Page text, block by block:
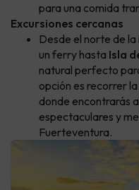
para una comida
Excursiones cercanas
Desde el norte de
un ferry hasta Isla
natural perfecto
opción es recorrer la
donde encontrarás
espectaculares y
Fuerteventura.